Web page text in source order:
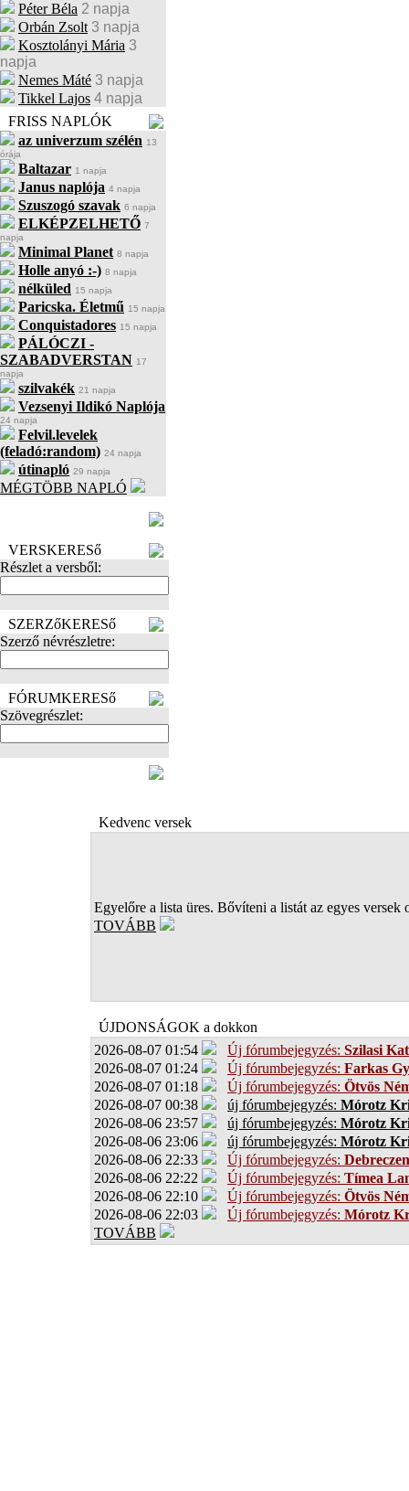
Péter Béla 2 napja
Orbán Zsolt 3 napja
Kosztolányi Mária 3
napja
Nemes Máté 3 napja
Tikkel Lajos 4 napja
FRISS NAPLÓK
az univerzum szélén 13
órája
Baltazar 1 napja
Janus naplója 4 napja
Szuszogó szavak 6 napja
ELKÉPZELHETŐ 7
napja
Minimal Planet 8 napja
Holle anyó :-) 8 napja
nélküled 15 napja
Paricska. Életmű 15 napja
Conquistadores 15 napja
PÁLÓCZI -
SZABADVERSTAN 17
napja
szilvakék 21 napja
Vezsenyi Ildikó Naplója
24 napja
Felvil.levelek
(feladó:random) 24 napja
útinapló 29 napja
MÉGTÖBB NAPLÓ
VERSKERESő
Részlet a versből:
SZERZőKERESő
Szerző névrészletre:
FÓRUMKERESő
Szövegrészlet:
Kedvenc versek
Egyelőre a lista üres. Bővíteni a listát az egyes versek
TOVÁBB
ÚJDONSÁGOK a dokkon
2026-08-07 01:54
Új fórumbejegyzés: Szilasi
2026-08-07 01:24
Új fórumbejegyzés: Farkas
2026-08-07 01:18
Új fórumbejegyzés: Ötvös
2026-08-07 00:38
új fórumbejegyzés: Mórotz
2026-08-06 23:57
új fórumbejegyzés: Mórotz
2026-08-06 23:06
új fórumbejegyzés: Mórotz
2026-08-06 22:33
Új fórumbejegyzés:
2026-08-06 22:22
Új fórumbejegyzés: Tímea
2026-08-06 22:10
Új fórumbejegyzés: Ötvös
2026-08-06 22:03
Új fórumbejegyzés: Mórotz
TOVÁBB